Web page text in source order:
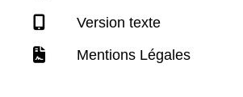
Version texte
Mentions Légales